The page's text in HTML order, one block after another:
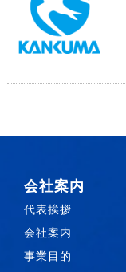
会社案内
代表挨拶
会社案内
事業目的